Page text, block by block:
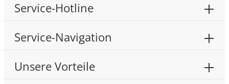
Service-Hotline
Service-Navigation
Unsere Vorteile